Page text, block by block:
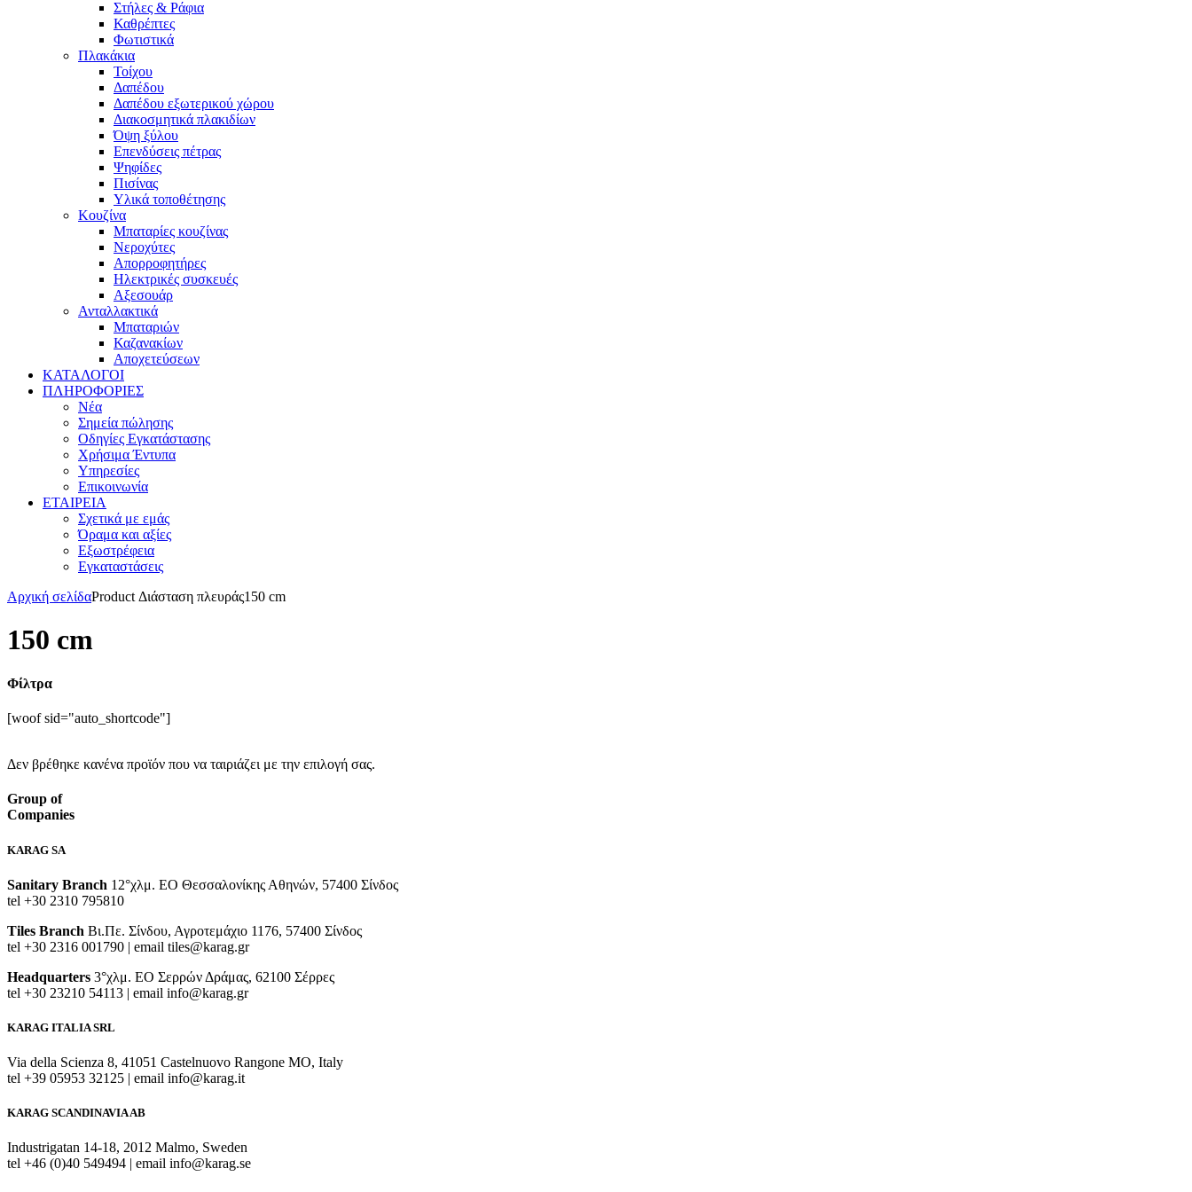
Στήλες & Ράφια
Καθρέπτες
Φωτιστικά
Πλακάκια
Τοίχου
Δαπέδου
Δαπέδου εξωτερικού χώρου
Διακοσμητικά πλακιδίων
Όψη ξύλου
Επενδύσεις πέτρας
Ψηφίδες
Πισίνας
Υλικά τοποθέτησης
Κουζίνα
Μπαταρίες κουζίνας
Νεροχύτες
Απορροφητήρες
Ηλεκτρικές συσκευές
Αξεσουάρ
Ανταλλακτικά
Μπαταριών
Καζανακίων
Αποχετεύσεων
ΚΑΤΑΛΟΓΟΙ
ΠΛΗΡΟΦΟΡΙΕΣ
Νέα
Σημεία πώλησης
Οδηγίες Εγκατάστασης
Χρήσιμα Έντυπα
Υπηρεσίες
Επικοινωνία
ΕΤΑΙΡΕΙΑ
Σχετικά με εμάς
Όραμα και αξίες
Εξωστρέφεια
Εγκαταστάσεις
Αρχική σελίδαProduct Διάσταση πλευράς150 cm
150 cm
Φίλτρα
[woof sid="auto_shortcode"]
Δεν βρέθηκε κανένα προϊόν που να ταιριάζει με την επιλογή σας.
Group of
Companies
KARAG SA
Sanitary Branch 12°χλμ. ΕΟ Θεσσαλονίκης Αθηνών, 57400 Σίνδος
tel +30 2310 795810
Tiles Branch Βι.Πε. Σίνδου, Αγροτεμάχιο 1176, 57400 Σίνδος
tel +30 2316 001790 | email tiles@karag.gr
Headquarters 3°χλμ. ΕΟ Σερρών Δράμας, 62100 Σέρρες
tel +30 23210 54113 | email info@karag.gr
KARAG ITALIA SRL
Via della Scienza 8, 41051 Castelnuovo Rangone MO, Italy
tel +39 05953 32125 | email info@karag.it
KARAG SCANDINAVIA AB
Industrigatan 14-18, 2012 Malmo, Sweden
tel +46 (0)40 549494 | email info@karag.se